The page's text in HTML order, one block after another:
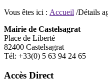
Vous êtes ici : Accueil /Détails
Mairie de Castelsagrat
Place de Liberté
82400 Castelsagrat
Tél: +33(0) 5 63 94 24 65
Accès Direct